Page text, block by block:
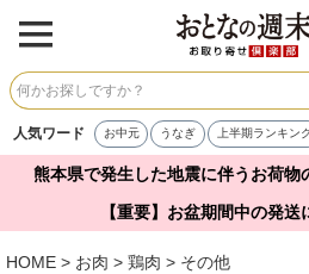
人気ワード お中元 うなぎ 上半期ランキン
熊本県で発生した地震に伴うお荷
【重要】お盆期間中の発
HOME お肉 鶏肉 その他